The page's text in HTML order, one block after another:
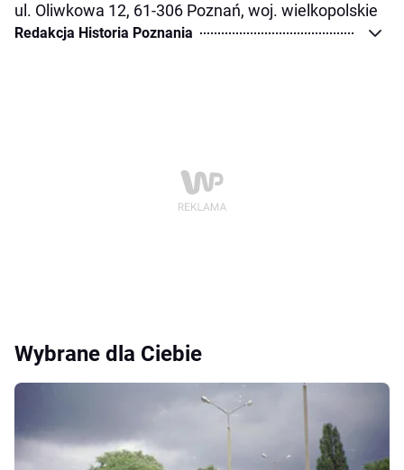
ul. Oliwkowa 12, 61-306 Poznań, woj. wielkopolskie
Redakcja Historia Poznania
Wybrane dla Ciebie